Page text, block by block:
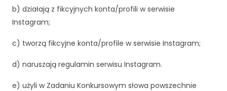
b) działają z fikcyjnych konta/profili w serwisie
Instagram;
c) tworzą fikcyjne konta/profile w serwisie Instagram;
d) naruszają regulamin serwisu Instagram.
e) użyli w Zadaniu Konkursowym słowa powszechnie